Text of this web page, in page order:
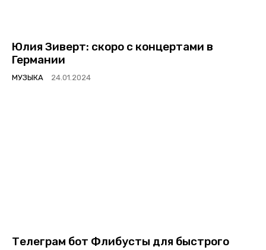
Юлия Зиверт: скоро с концертами в
Германии
МУЗЫКА
Телеграм бот Флибусты для быстрого